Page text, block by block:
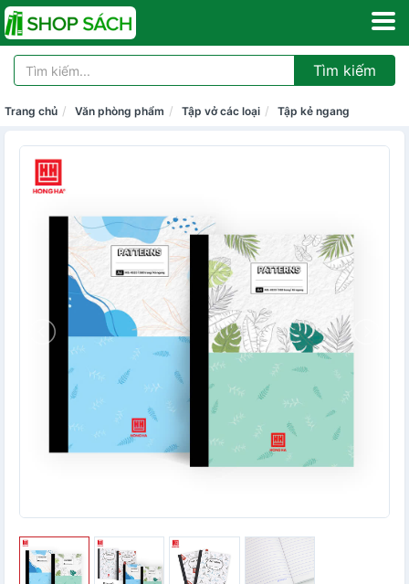
Tìm kiếm
Trang chủ Văn phòng phẩm Tập vở các loại Tập kẻ ngang